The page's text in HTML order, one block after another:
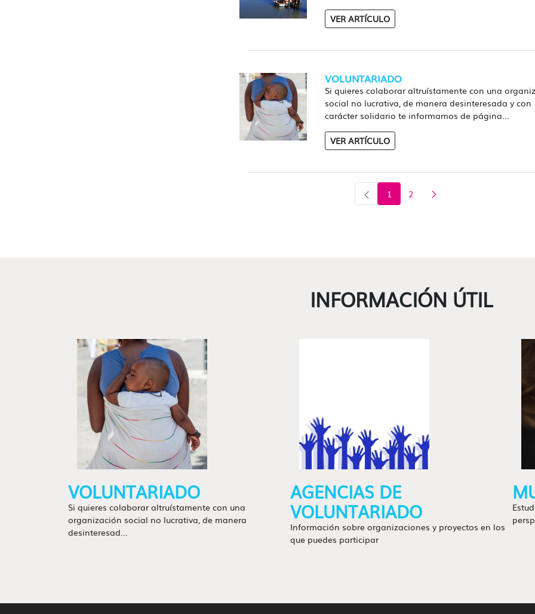
VER ARTÍCULO
VOLUNTARIADO
Si quieres colaborar altruístamente con una
social no lucrativa, de manera desinteresada y con
carácter solidario te informamos de página...
VER ARTÍCULO
Página
1 Página
2
INFORMACIÓN ÚTIL
VOLUNTARIADO
Si quieres colaborar altruístamente con una
organización social no lucrativa, de manera
desinteresad...
AGENCIAS DE
VOLUNTARIADO
Información sobre organizaciones y proyectos en los
que puedes participar